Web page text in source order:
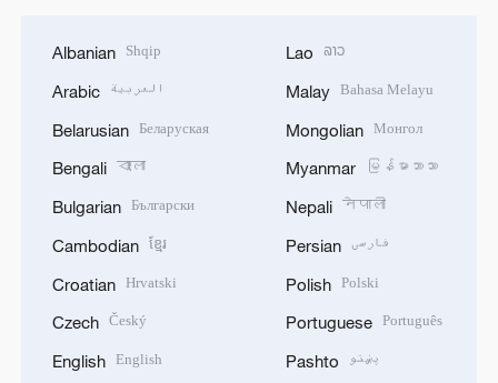
Albanian Shqip
Arabic العربية
Belarusian Беларуская
Bengali বাংলা
Bulgarian Български
Cambodian ខ្មែរ
Croatian Hrvatski
Czech Český
English English
Lao ລາວ
Malay Bahasa Melayu
Mongolian Монгол
Myanmar မြန်မာဘာသာ
Nepali नेपाली
Persian فارسی
Polish Polski
Portuguese Português
Pashto پښتو